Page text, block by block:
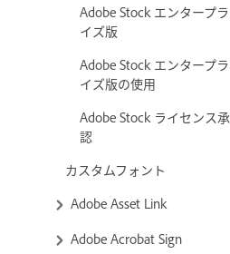
Adobe Stock エンタープラ
イズ版
Adobe Stock エンタープラ
イズ版の使用
Adobe Stock ライセンス承
認
カスタムフォント
Adobe Asset Link
Adobe Acrobat Sign